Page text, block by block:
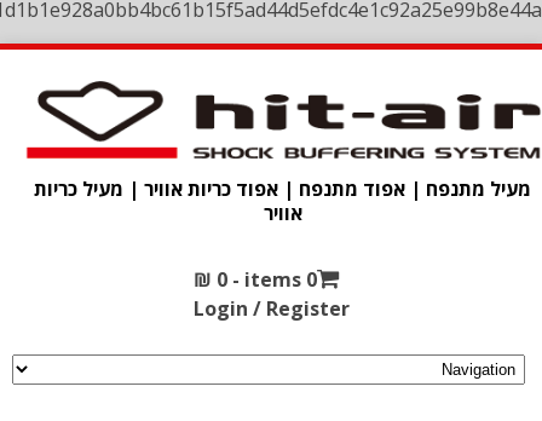
מעיל מתנפח | אפוד מתנפח | אפוד כריות אוויר | מעיל כריות
אוויר
0 items -
₪ 0
Login / Register